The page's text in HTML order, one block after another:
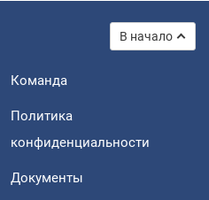
В начало
Команда
Политика
конфиденциальности
Документы